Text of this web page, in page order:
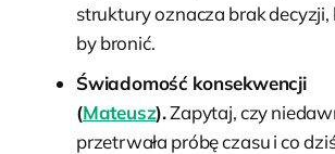
struktury oznacza brak
by bronić.
Świadomość konsekwencji
(Mateusz).Zapytaj, czy
przetrwała próbę czasu i co